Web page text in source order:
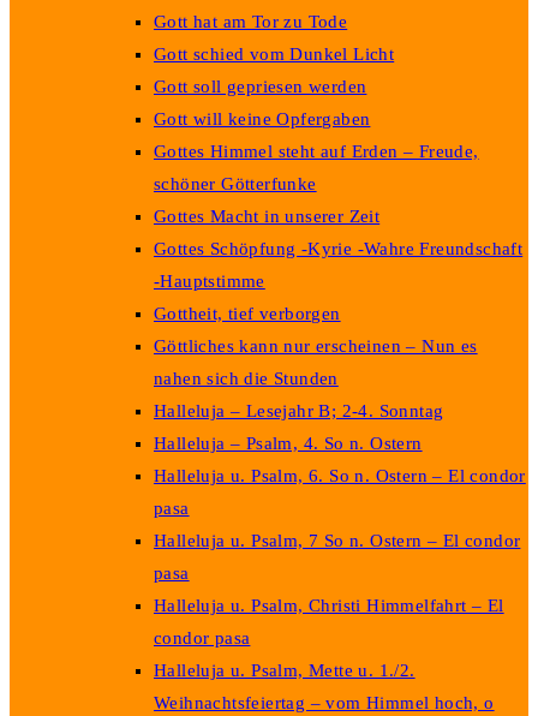
Gott hat am Tor zu Tode
Gott schied vom Dunkel Licht
Gott soll gepriesen werden
Gott will keine Opfergaben
Gottes Himmel steht auf Erden – Freude,
schöner Götterfunke
Gottes Macht in unserer Zeit
Gottes Schöpfung -Kyrie -Wahre Freundschaft
-Hauptstimme
Gottheit, tief verborgen
Göttliches kann nur erscheinen – Nun es
nahen sich die Stunden
Halleluja – Lesejahr B; 2-4. Sonntag
Halleluja – Psalm, 4. So n. Ostern
Halleluja u. Psalm, 6. So n. Ostern – El condor
pasa
Halleluja u. Psalm, 7 So n. Ostern – El condor
pasa
Halleluja u. Psalm, Christi Himmelfahrt – El
condor pasa
Halleluja u. Psalm, Mette u. 1./2.
Weihnachtsfeiertag – vom Himmel hoch, o